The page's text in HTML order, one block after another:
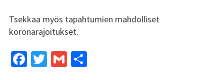
Stadin Friidut ja Stadin
Stadin Friidut ja Stadin
Tsekkaa myös tapahtumien mahdolliset
koronarajoitukset.
Fa T G S